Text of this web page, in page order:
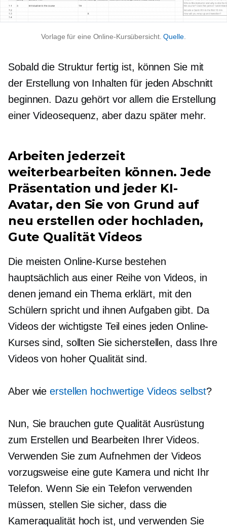
Vorlage für eine Online-Kursübersicht.Quelle.
Sobald die Struktur fertig ist, können Sie mit
der Erstellung von Inhalten für jeden Abschnitt
beginnen. Dazu gehört vor allem die Erstellung
einer Videosequenz, aber dazu später mehr.
Arbeiten jederzeit
weiterbearbeiten können. Jede
Präsentation und jeder KI-
Avatar, den Sie von Grund auf
neu erstellen oder hochladen,
Gute QualitätVideos
Die meisten Online-Kurse bestehen
hauptsächlich aus einer Reihe von Videos, in
denen jemand ein Thema erklärt, mit den
Schülern spricht und ihnen Aufgaben gibt. Da
Videos der wichtigste Teil eines jeden Online-
Kurses sind, sollten Sie sicherstellen, dass Ihre
Videos von hoher Qualität sind.
Aber wieerstellen hochwertige Videos selbst?
Nun, Sie brauchengute QualitätAusrüstung
zum Erstellen und Bearbeiten Ihrer Videos.
Verwenden Sie zum Aufnehmen der Videos
vorzugsweise eine gute Kamera und nicht Ihr
Telefon. Wenn Sie ein Telefon verwenden
müssen, stellen Sie sicher, dass die
Kameraqualität hoch ist, und verwenden Sie